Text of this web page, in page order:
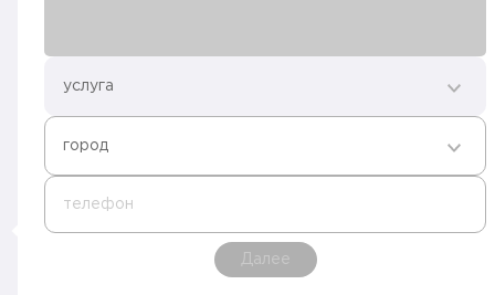
услуга
город
телефон
Далее